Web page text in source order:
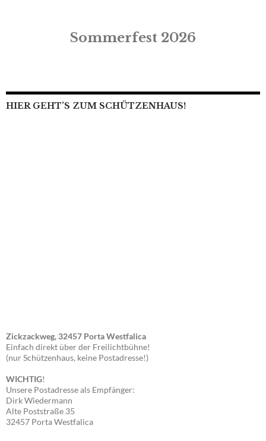
Sommerfest 2026
HIER GEHT’S ZUM SCHÜTZENHAUS!
Zickzackweg, 32457 Porta Westfalica
Einfach direkt über der Freilichtbühne!
(nur Schützenhaus, keine Postadresse!)
WICHTIG!
Unsere Postadresse als Empfänger:
Dirk Wiedermann
Alte Poststraße 35
32457 Porta Westfalica